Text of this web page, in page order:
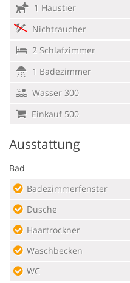
1 Haustier
Nichtraucher
2 Schlafzimmer
1 Badezimmer
Wasser 300
Einkauf 500
Ausstattung
Bad
Badezimmerfenster
Dusche
Haartrockner
Waschbecken
WC